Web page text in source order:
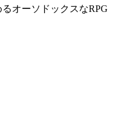
オーソドックスなRPG